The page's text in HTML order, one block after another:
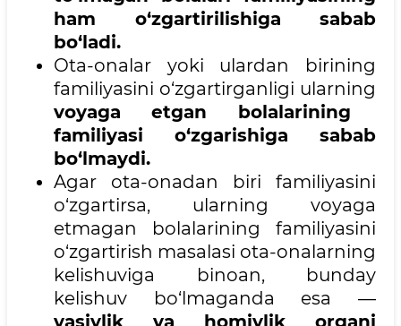
ham o‘zgartirilishiga sabab
bo‘ladi.
Ota-onalar yoki ulardan birining
familiyasini o‘zgartirganligi ularning
voyaga etgan bolalarining
familiyasi o‘zgarishiga sabab
bo‘lmaydi.
Agar ota-onadan biri familiyasini
o‘zgartirsa, ularning voyaga
etmagan bolalarining familiyasini
o‘zgartirish masalasi ota-onalarning
kelishuviga binoan, bunday
kelishuv bo‘lmaganda esa —
vasiylik va homiylik organi